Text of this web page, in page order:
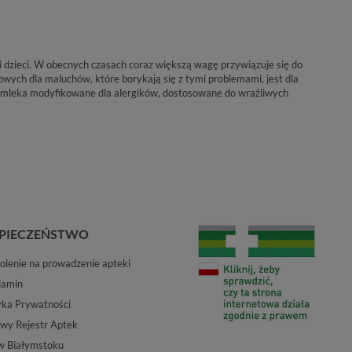
W obecnych czasach coraz większą wagę przywiązuje się do
dla maluchów, które borykają się z tymi problemami, jest dla
modyfikowane dla alergików, dostosowane do wrażliwych
na prowadzenie apteki
Prywatności
Rejestr Aptek
Białymstoku